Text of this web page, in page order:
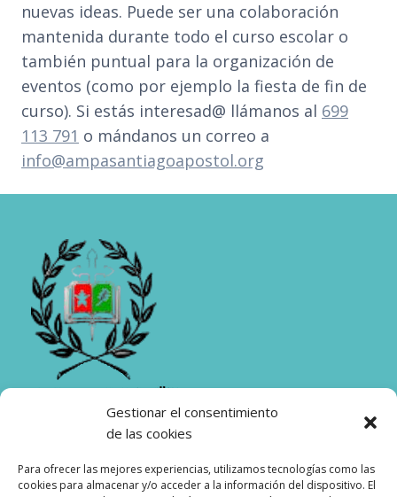
Gestionar el consentimiento
de las cookies
Para ofrecer las mejores experiencias, utilizamos tecnologías como las
cookies para almacenar y/o acceder a la información del dispositivo. El
nuevas ideas. Puede ser una colaboración
mantenida durante todo el curso escolar o
también puntual para la organización de
eventos (como por ejemplo la fiesta de fin de
curso). Si estás interesad@ llámanos al 699
113 791 o mándanos un correo a
info@ampasantiagoapostol.org
Contacto Formularios AMPA